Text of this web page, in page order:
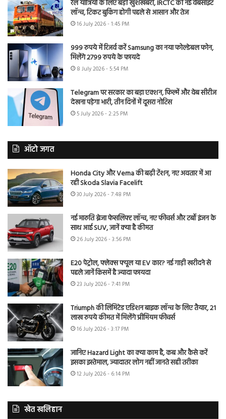
रेल यात्रियों के लिए बड़ी खुशखबरी, IRCTC की नई वेबसाइट
लॉन्च, टिकट बुकिंग होगी पहले से आसान और तेज
16 July 2026 - 1:45 PM
999 रुपये में रिजर्व करें Samsung का नया फोल्डेबल फोन,
मिलेंगे 2799 रुपये के फायदे
8 July 2026 - 5:54 PM
Telegram पर सरकार का बड़ा एक्शन, फिल्में और वेब सीरीज
देखना पड़ेगा भारी, तीन दिनों में दूसरा नोटिस
5 July 2026 - 2:25 PM
ऑटो जगत
Honda City और Verna की बढ़ी टेंशन, नए अवतार में आ
रही Skoda Slavia Facelift
30 July 2026 - 7:48 PM
नई मारुति ब्रेजा फेसलिफ्ट लॉन्च, नए फीचर्स और टर्बो इंजन के
साथ आई SUV, जानें क्या है कीमत
26 July 2026 - 3:56 PM
E20 पेट्रोल, फ्लेक्स फ्यूल या EV कार? नई गाड़ी खरीदने से
पहले जानें किसमें है ज्यादा फायदा
23 July 2026 - 7:41 PM
Triumph की लिमिटेड एडिशन बाइक लॉन्च के लिए तैयार, 21
लाख रुपये कीमत में मिलेंगे प्रीमियम फीचर्स
16 July 2026 - 3:17 PM
जानिए Hazard Light का क्या काम है, कब और कैसे करें
इसका इस्तेमाल, ज्यादातर लोग नहीं जानते सही तरीका
12 July 2026 - 6:14 PM
खेत खलिहान